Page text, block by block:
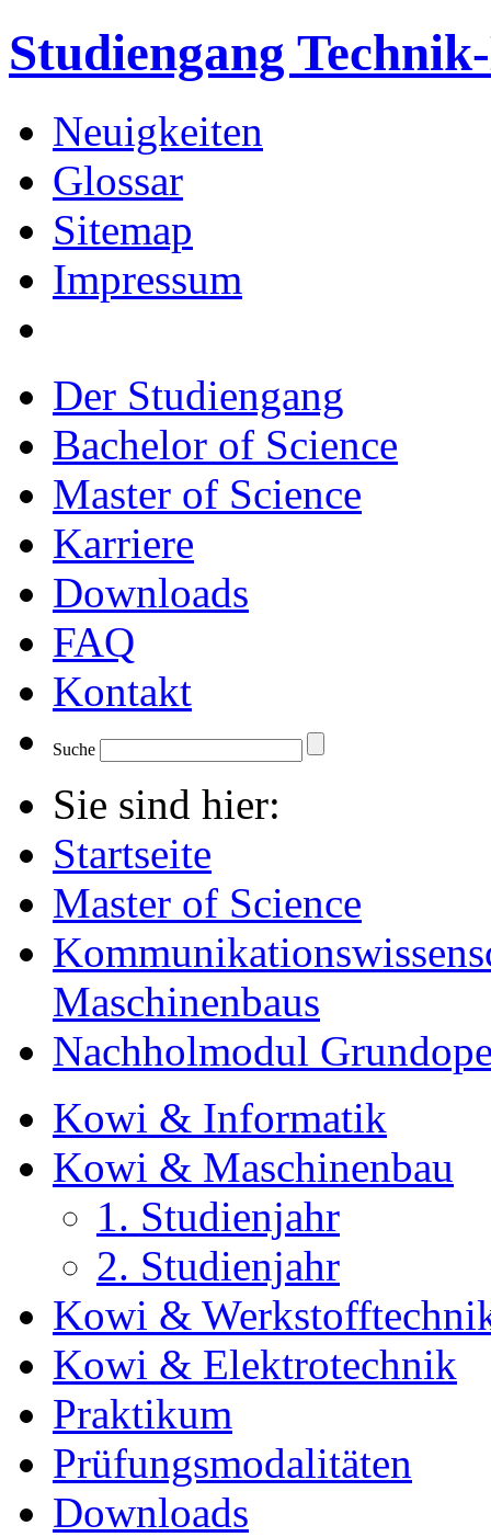
Studiengang
Neuigkeiten
Glossar
Sitemap
Impressum
Der Studiengang
Bachelor of Science
Master of Science
Karriere
Downloads
FAQ
Kontakt
Suche
Sie sind hier:
Startseite
Master of Science
Maschinenbaus
Nachholmodul
Kowi & Informatik
Kowi & Maschinenbau
1. Studienjahr
2. Studienjahr
Kowi &
Kowi & Elektrotechnik
Praktikum
Prüfungsmodalitäten
Downloads